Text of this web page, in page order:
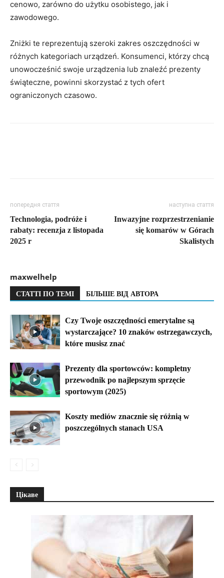
cenowo, zarówno do użytku osobistego, jak i
zawodowego.
Zniżki te reprezentują szeroki zakres oszczędności w
różnych kategoriach urządzeń. Konsumenci, którzy chcą
unowocześnić swoje urządzenia lub znaleźć prezenty
świąteczne, powinni skorzystać z tych ofert
ograniczonych czasowo.
попередня стаття
Technologia, podróże i
rabaty: recenzja z listopada
2025 r
наступна стаття
Inwazyjne rozprzestrzenianie
się komarów w Górach
Skalistych
maxwelhelp
СТАТТІ ПО ТЕМІ БІЛЬШЕ ВІД АВТОРА
Czy Twoje oszczędności emerytalne są
wystarczające? 10 znaków ostrzegawczych,
które musisz znać
Prezenty dla sportowców: kompletny
przewodnik po najlepszym sprzęcie
sportowym (2025)
Koszty mediów znacznie się różnią w
poszczególnych stanach USA
Цікаве